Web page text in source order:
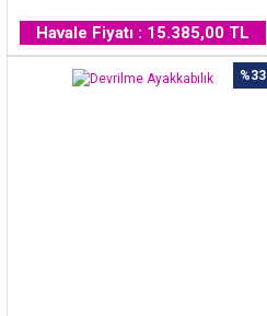
Havale Fiyatı : 15.385,00 TL
%33